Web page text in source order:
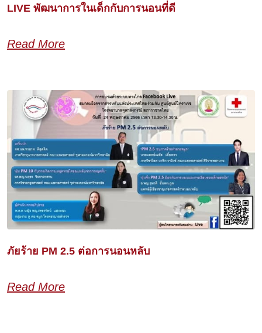
LIVE พัฒนาการในเด็กกับการนอนที่ดี
Read More
ภัยร้าย PM 2.5 ต่อการนอนหลับ
Read More